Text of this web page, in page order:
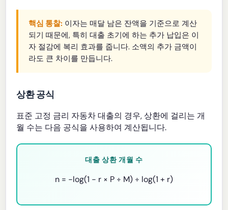
핵심 통찰: 이자는 매달 남은 잔액을 기준으로 계산
되기 때문에, 특히 대출 초기에 하는 추가 납입은 이
자 절감에 복리 효과를 줍니다. 소액의 추가 금액이
라도 큰 차이를 만듭니다.
상환 공식
표준 고정 금리 자동차 대출의 경우, 상환에 걸리는 개
월 수는 다음 공식을 사용하여 계산됩니다.
대출 상환 개월 수
n = −log(1 − r × P ÷ M) ÷ log(1 + r)